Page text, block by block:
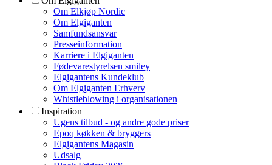
Om Elkjøp Nordic
Om Elgiganten
Samfundsansvar
Presseinformation
Karriere i Elgiganten
Fødevarestyrelsen smiley
Elgigantens Kundeklub
Om Elgiganten Erhverv
Whistleblowing i organisationen
Inspiration
Ugens tilbud - og andre gode priser
Epoq køkken & bryggers
Elgigantens Magasin
Udsalg